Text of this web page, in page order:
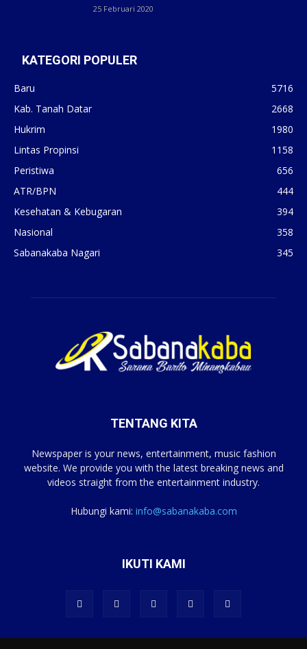
25 Februari 2020
KATEGORI POPULER
Baru
5716
Kab. Tanah Datar
2668
Hukrim
1980
Lintas Propinsi
1158
Peristiwa
656
ATR/BPN
444
Kesehatan & Kebugaran
394
Nasional
358
Sabanakaba Nagari
345
TENTANG KITA
Newspaper is your news, entertainment, music fashion
website. We provide you with the latest breaking news and
videos straight from the entertainment industry.
Hubungi kami: info@sabanakaba.com
IKUTI KAMI